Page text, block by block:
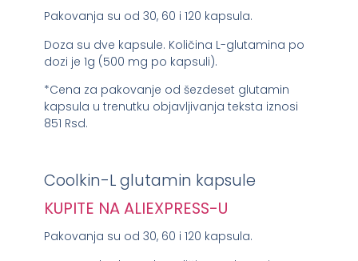
Pakovanja su od 30, 60 i 120 kapsula.
Doza su dve kapsule. Količina L-glutamina po
dozi je 1g (500 mg po kapsuli).
*Cena za pakovanje od šezdeset glutamin
kapsula u trenutku objavljivanja teksta iznosi
851 Rsd.
Coolkin-L glutamin kapsule
KUPITE NA ALIEXPRESS-U
Pakovanja su od 30, 60 i 120 kapsula.